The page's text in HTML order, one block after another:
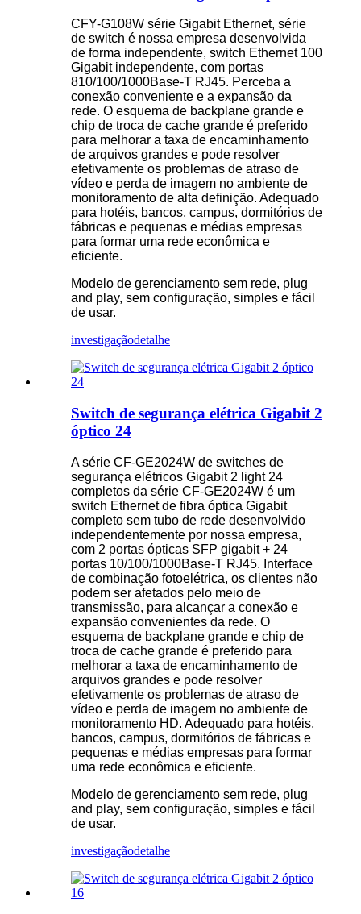
CFY-G108W série Gigabit Ethernet, série
de switch é nossa empresa desenvolvida
de forma independente, switch Ethernet 100
Gigabit independente, com portas
810/100/1000Base-T RJ45. Perceba a
conexão conveniente e a expansão da
rede. O esquema de backplane grande e
chip de troca de cache grande é preferido
para melhorar a taxa de encaminhamento
de arquivos grandes e pode resolver
efetivamente os problemas de atraso de
vídeo e perda de imagem no ambiente de
monitoramento de alta definição. Adequado
para hotéis, bancos, campus, dormitórios de
fábricas e pequenas e médias empresas
para formar uma rede econômica e
eficiente.
Modelo de gerenciamento sem rede, plug
and play, sem configuração, simples e fácil
de usar.
investigaçãodetalhe
Switch de segurança elétrica Gigabit 2
óptico 24
A série CF-GE2024W de switches de
segurança elétricos Gigabit 2 light 24
completos da série CF-GE2024W é um
switch Ethernet de fibra óptica Gigabit
completo sem tubo de rede desenvolvido
independentemente por nossa empresa,
com 2 portas ópticas SFP gigabit + 24
portas 10/100/1000Base-T RJ45. Interface
de combinação fotoelétrica, os clientes não
podem ser afetados pelo meio de
transmissão, para alcançar a conexão e
expansão convenientes da rede. O
esquema de backplane grande e chip de
troca de cache grande é preferido para
melhorar a taxa de encaminhamento de
arquivos grandes e pode resolver
efetivamente os problemas de atraso de
vídeo e perda de imagem no ambiente de
monitoramento HD. Adequado para hotéis,
bancos, campus, dormitórios de fábricas e
pequenas e médias empresas para formar
uma rede econômica e eficiente.
Modelo de gerenciamento sem rede, plug
and play, sem configuração, simples e fácil
de usar.
investigaçãodetalhe